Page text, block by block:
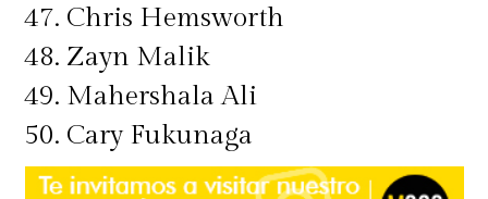
47. Chris Hemsworth
48. Zayn Malik
49. Mahershala Ali
50. Cary Fukunaga